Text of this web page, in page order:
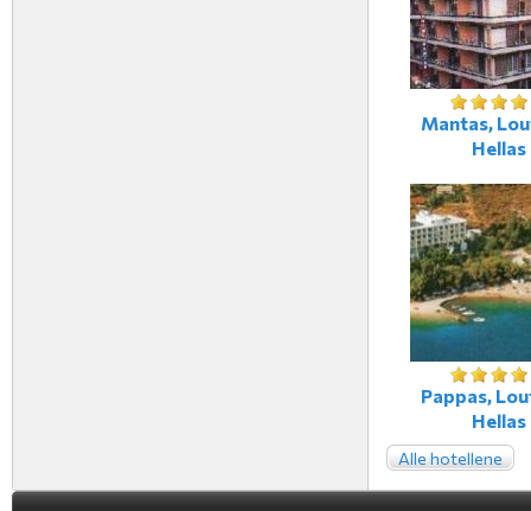
Mantas,
Hellas
Pappas,
Hellas
Alle hotellene